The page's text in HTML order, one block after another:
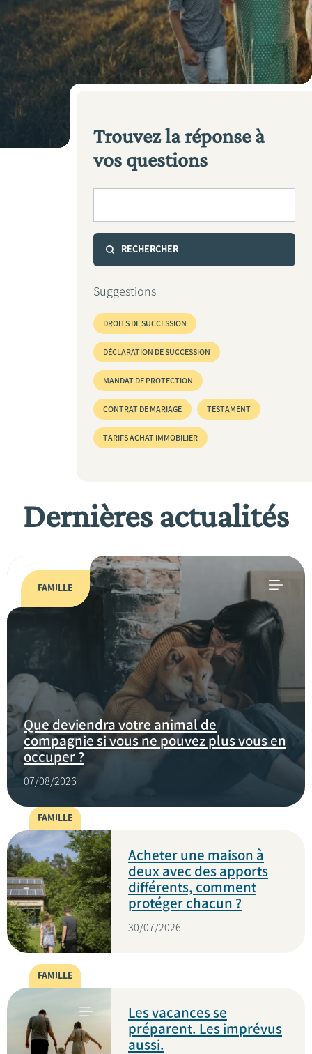
Trouvez la réponse à
vos questions
Suggestions
DROITS DE SUCCESSION
DÉCLARATION DE SUCCESSION
MANDAT DE PROTECTION
CONTRAT DE MARIAGE TESTAMENT
TARIFS ACHAT IMMOBILIER
Dernières actualités
FAMILLE
Que deviendra votre animal de
compagnie si vous ne pouvez plus vous en
occuper ?
07/08/2026
FAMILLE
Acheter une maison à
deux avec des apports
différents, comment
protéger chacun ?
30/07/2026
FAMILLE
Les vacances se
préparent. Les imprévus
aussi.